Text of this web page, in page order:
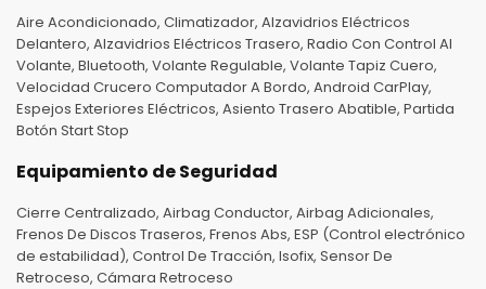
Aire Acondicionado, Climatizador, Alzavidrios Eléctricos
Delantero, Alzavidrios Eléctricos Trasero, Radio Con Control Al
Volante, Bluetooth, Volante Regulable, Volante Tapiz Cuero,
Velocidad Crucero Computador A Bordo, Android CarPlay,
Espejos Exteriores Eléctricos, Asiento Trasero Abatible, Partida
Botón Start Stop
Equipamiento de Seguridad
Cierre Centralizado, Airbag Conductor, Airbag Adicionales,
Frenos De Discos Traseros, Frenos Abs, ESP (Control electrónico
de estabilidad), Control De Tracción, Isofix, Sensor De
Retroceso, Cámara Retroceso